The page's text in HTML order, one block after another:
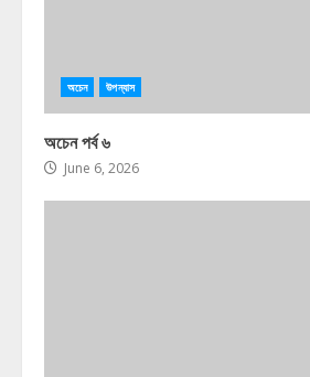
অচেন উপন্যাস
অচেন পর্ব ৬
June 6, 2026